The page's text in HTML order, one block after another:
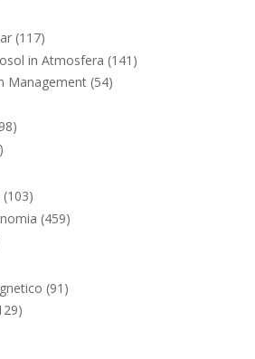
(117)
in Atmosfera (141)
Management (54)
(103)
(459)
(91)